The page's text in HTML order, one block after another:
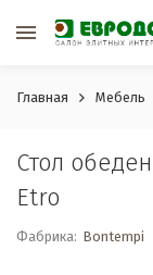
Главная Мебель
Стол
Etro
Фабрика: Bontempi